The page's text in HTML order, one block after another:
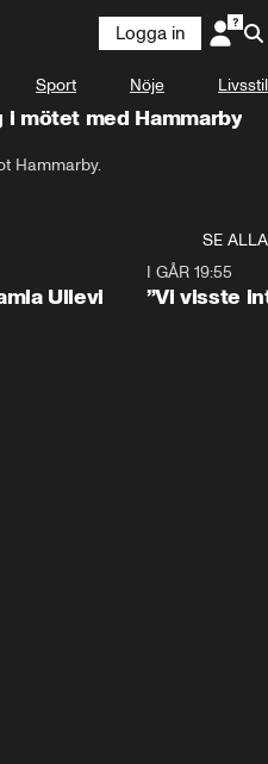
Logga in
Sport Nöje Livsstil
mötet med Hammarby
Hammarby.
SE ALLA
Ullevi
I GÅR 19:55
”Vi visste